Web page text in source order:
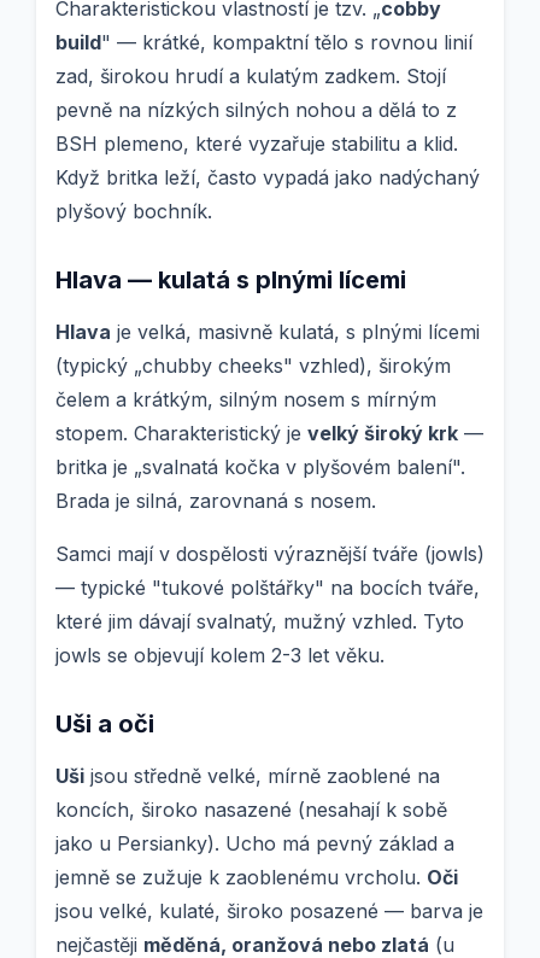
Charakteristickou vlastností je tzv. „cobby
build" — krátké, kompaktní tělo s rovnou linií
zad, širokou hrudí a kulatým zadkem. Stojí
pevně na nízkých silných nohou a dělá to z
BSH plemeno, které vyzařuje stabilitu a klid.
Když britka leží, často vypadá jako nadýchaný
plyšový bochník.
Hlava — kulatá s plnými lícemi
Hlava je velká, masivně kulatá, s plnými lícemi
(typický „chubby cheeks" vzhled), širokým
čelem a krátkým, silným nosem s mírným
stopem. Charakteristický je velký široký krk —
britka je „svalnatá kočka v plyšovém balení".
Brada je silná, zarovnaná s nosem.
Samci mají v dospělosti výraznější tváře (jowls)
— typické "tukové polštářky" na bocích tváře,
které jim dávají svalnatý, mužný vzhled. Tyto
jowls se objevují kolem 2-3 let věku.
Uši a oči
Uši jsou středně velké, mírně zaoblené na
koncích, široko nasazené (nesahají k sobě
jako u Persianky). Ucho má pevný základ a
jemně se zužuje k zaoblenému vrcholu. Oči
jsou velké, kulaté, široko posazené — barva je
nejčastěji měděná, oranžová nebo zlatá (u